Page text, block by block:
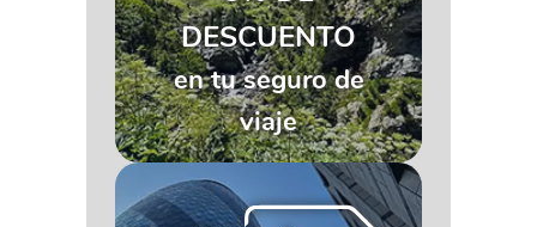
DESCUENTO
en tu seguro de
viaje